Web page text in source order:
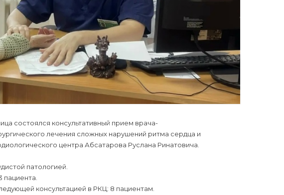
состоялся консультативный прием врача-
лечения сложных нарушений ритма сердца и
центра Абсатарова Руслана Ринатовича.
патологией.
консультацией в РКЦ: 8 пациентам.